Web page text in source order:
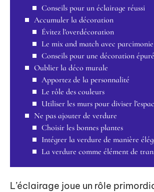
Conseils pour un éclairage réussi
Accumuler la décoration
Évitez l’overdécoration
Le mix and match avec parcimonie
Conseils pour une décoration
Oublier la déco murale
Apportez de la personnalité
Le rôle des couleurs
Utiliser les murs pour diviser
Ne pas ajouter de verdure
Choisir les bonnes plantes
Intégrer la verdure de manière
La verdure comme élément de
L’éclairage joue un rôle